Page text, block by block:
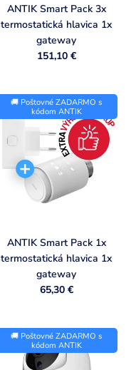
ANTIK Smart Pack 3x
termostatická hlavica 1x
gateway
151,10 €
🚚 Poštovné ZADARMO s
kódom ANTIK
ANTIK Smart Pack 1x
termostatická hlavica 1x
gateway
65,30 €
🚚 Poštovné ZADARMO s
kódom ANTIK